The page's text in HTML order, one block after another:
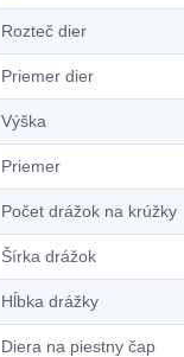
Rozteč dier
Priemer dier
Výška
Priemer
Počet drážok na krúžky
Šírka drážok
Hĺbka drážky
Diera na piestny čap